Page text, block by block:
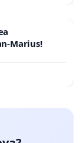
Marius!